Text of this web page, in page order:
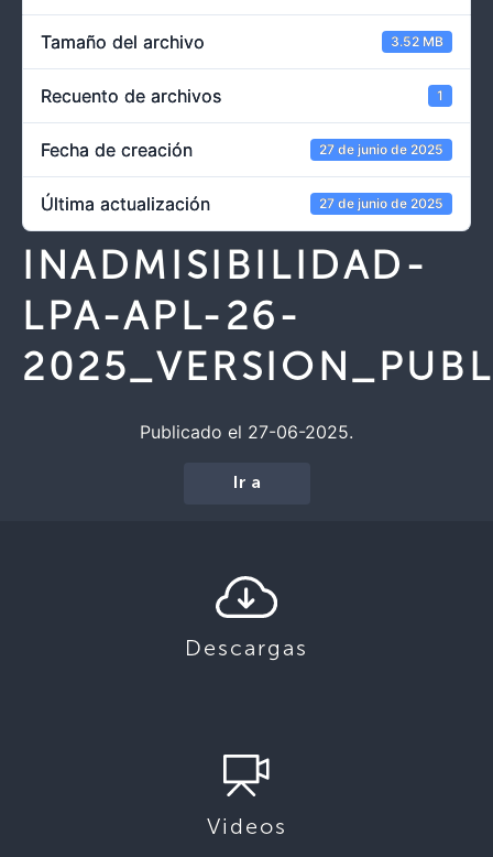
Tamaño del archivo 3.52 MB
Recuento de archivos 1
Fecha de creación 27 de junio de 2025
Última actualización 27 de junio de 2025
INADMISIBILIDAD-
LPA-APL-26-
Publicado el 27-06-2025.
Ir a
Descargas
Videos